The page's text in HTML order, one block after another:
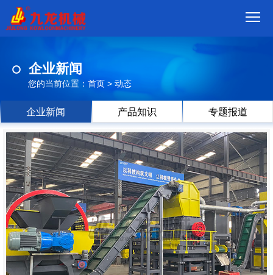
品
视
频
现
场
方
案
动
态
联
系
郑
企业新闻
您的当前位置： 首页 > 动态
企业新闻 产品知识 专题报道